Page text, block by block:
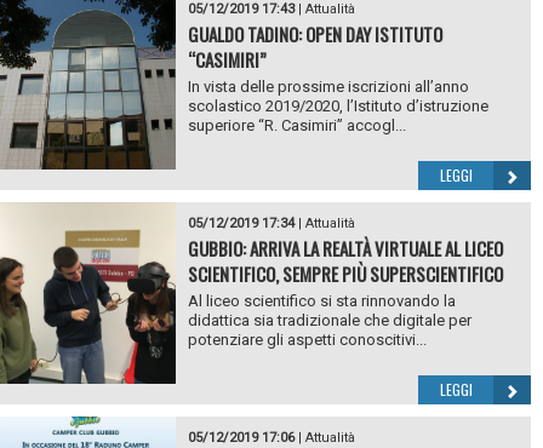
05/12/2019 17:43| Attualità
GUALDO TADINO: OPEN DAY ISTITUTO
“CASIMIRI”
In vista delle prossime iscrizioni all’anno
scolastico 2019/2020, l’Istituto d’istruzione
superiore “R. Casimiri” accogl...
LEGGI
05/12/2019 17:34| Attualità
GUBBIO: ARRIVA LA REALTÀ VIRTUALE AL LICEO
SCIENTIFICO, SEMPRE PIÙ SUPERSCIENTIFICO
Al liceo scientifico si sta rinnovando la
didattica sia tradizionale che digitale per
potenziare gli aspetti conoscitivi...
LEGGI
05/12/2019 17:06| Attualità